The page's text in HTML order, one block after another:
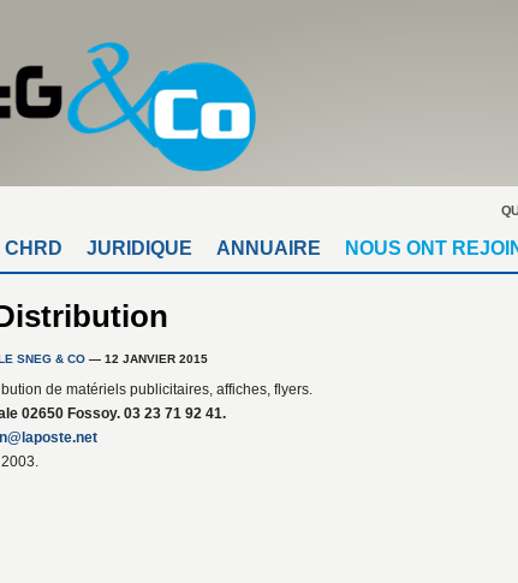
CHRD JURIDIQUE ANNUAIRE NOUS ONT
SNEG & CO — 12 JANVIER 2015
de matériels publicitaires, affiches, flyers.
02650 Fossoy. 03 23 71 92 41.